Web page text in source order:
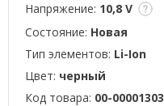
Напряжение: 10,8 V
Состояние: Новая
Тип элементов: Li-Ion
Цвет: черный
Код товара: 00-00001303